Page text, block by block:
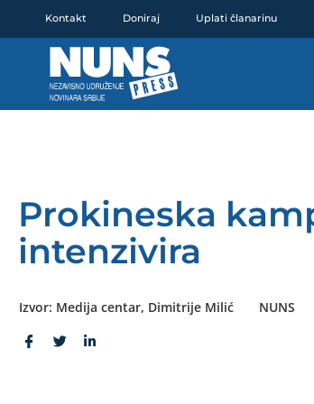
Kontakt Doniraj Uplati članarinu
Prokineska
intenzivira
Izvor: Medija centar, Dimitrije Milić NUNS